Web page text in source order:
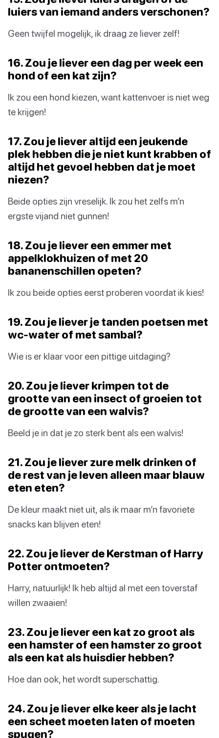
luiers van iemand anders verschonen?
Geen twijfel mogelijk, ik draag ze liever zelf!
16. Zou je liever een dag per week een
hond of een kat zijn?
Ik zou een hond kiezen, want kattenvoer is niet weg
te krijgen!
17. Zou je liever altijd een jeukende
plek hebben die je niet kunt krabben of
altijd het gevoel hebben dat je moet
niezen?
Beide opties zijn vreselijk. Ik zou het zelfs m’n
ergste vijand niet gunnen!
18. Zou je liever een emmer met
appelklokhuizen of met 20
bananenschillen opeten?
Ik zou beide opties eerst proberen voordat ik kies!
19. Zou je liever je tanden poetsen met
wc-water of met sambal?
Wie is er klaar voor een pittige uitdaging?
20. Zou je liever krimpen tot de
grootte van een insect of groeien tot
de grootte van een walvis?
Beeld je in dat je zo sterk bent als een walvis!
21. Zou je liever zure melk drinken of
de rest van je leven alleen maar blauw
eten eten?
De kleur maakt niet uit, als ik maar m’n favoriete
snacks kan blijven eten!
22. Zou je liever de Kerstman of Harry
Potter ontmoeten?
Harry, natuurlijk! Ik heb altijd al met een toverstaf
willen zwaaien!
23. Zou je liever een kat zo groot als
een hamster of een hamster zo groot
als een kat als huisdier hebben?
Hoe dan ook, het wordt superschattig.
24. Zou je liever elke keer als je lacht
een scheet moeten laten of moeten
spugen?